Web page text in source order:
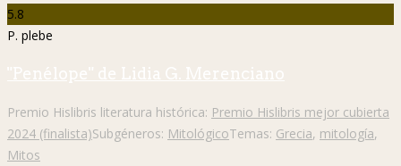
5.8
P. plebe
"Penélope" de Lidia G. Merenciano
Premio Hislibris literatura histórica: Premio Hislibris mejor cubierta
2024 (finalista)Subgéneros: MitológicoTemas: Grecia, mitología,
Mitos